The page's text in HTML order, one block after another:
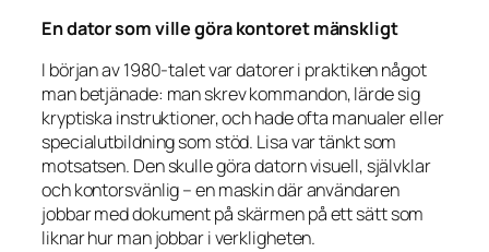
En dator som ville göra kontoret mänskligt
I början av 1980-talet var datorer i praktiken något
man betjänade: man skrev kommandon, lärde sig
kryptiska instruktioner, och hade ofta manualer eller
specialutbildning som stöd. Lisa var tänkt som
motsatsen. Den skulle göra datorn visuell, självklar
och kontorsvänlig – en maskin där användaren
jobbar med dokument på skärmen på ett sätt som
liknar hur man jobbar i verkligheten.